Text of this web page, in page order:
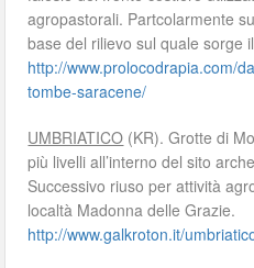
agropastorali. Partcolarmente
base del rilievo sul quale sorge
http://www.prolocodrapia.com/
tombe-saracene/
UMBRIATICO (KR). Grotte di
più livelli all’interno del sito
Successivo riuso per attività
localtà Madonna delle Grazie.
http://www.galkroton.it/